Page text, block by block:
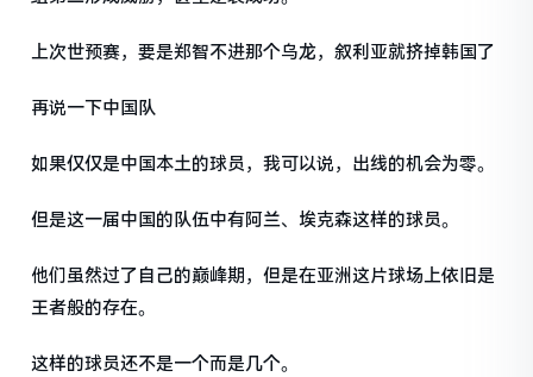
上次世预赛，要是郑智不进那个乌龙，叙利亚就挤掉韩国了
再说一下中国队
如果仅仅是中国本土的球员，我可以说，出线的机会为零。
但是这一届中国的队伍中有阿兰、埃克森这样的球员。
他们虽然过了自己的巅峰期，但是在亚洲这片球场上依旧是
王者般的存在。
这样的球员还不是一个而是几个。